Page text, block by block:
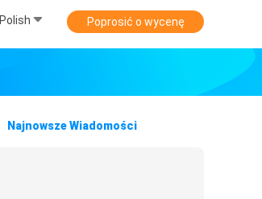
Polish Poprosić o wycenę
Najnowsze Wiadomości